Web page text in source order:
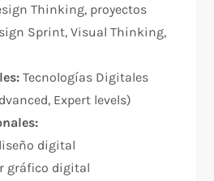
Thinking, proyectos
Sprint, Visual Thinking,
Tecnologías Digitales
Expert levels)
digital
gráfico digital